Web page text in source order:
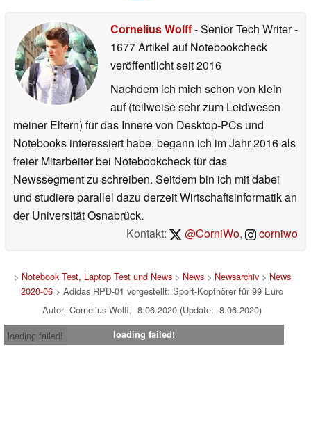
Cornelius Wolff- Senior Tech Writer-
1677 Artikel auf Notebookcheck
veröffentlichtseit 2016
Nachdem ich mich schon von klein
auf (teilweise sehr zum Leidwesen
meiner Eltern) für das Innere von Desktop-PCs und
Notebooks interessiert habe, begann ich im Jahr 2016 als
freier Mitarbeiter bei Notebookcheck für das
Newssegment zu schreiben. Seitdem bin ich mit dabei
und studiere parallel dazu derzeit Wirtschaftsinformatik an
der Universität Osnabrück.
Kontakt:
@CorniWo, corniwo
> Notebook Test, Laptop Test und News> News> Newsarchiv> News
2020-06 > Adidas RPD-01 vorgestellt: Sport-Kopfhörer für 99 Euro
Autor: Cornelius Wolff, 8.06.2020 (Update: 8.06.2020)
loading failed!
loading failed!